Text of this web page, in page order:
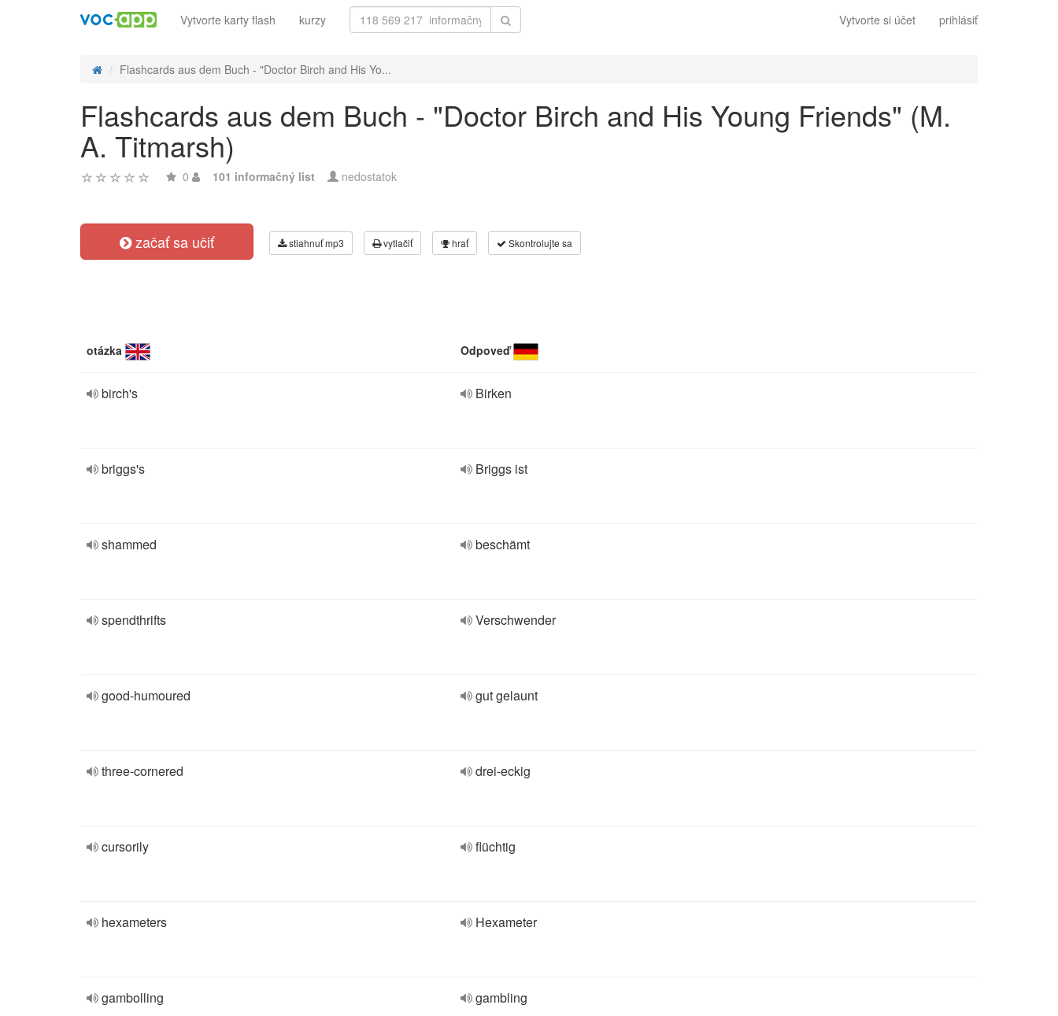
Vytvorte si účet prihlásiť
Vytvorte karty flash kurzy
Flashcards aus dem Buch - "Doctor Birch and His Yo...
Flashcards aus dem Buch - "Doctor Birch and His Young Friends" (M.
A. Titmarsh)
0 101 informačný list nedostatok
začať sa učiť stiahnuť mp3 vytlačiť hrať Skontrolujte sa
otázka Odpoveď
birch's Birken
briggs's Briggs ist
shammed beschämt
spendthrifts Verschwender
good-humoured gut gelaunt
three-cornered drei-eckig
cursorily flüchtig
hexameters Hexameter
gambolling gambling